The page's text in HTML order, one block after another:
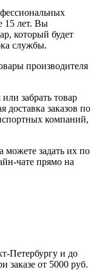
15 лет. Вы
который будет
службы.
производителя
забрать товар
доставка заказов по
компаний,
можете задать их по
чате прямо на
Петербургу и до
заказе от 5000 руб.